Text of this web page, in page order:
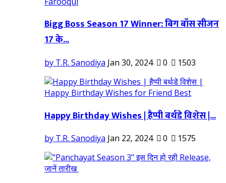
Bigg Boss Season 17 Winner: बिग बॉस सीजन
17 के...
by T.R. Sanodiya Jan 30, 2024 0 1503
Happy Birthday Wishes | हैप्पी बर्थडे विशेस |...
by T.R. Sanodiya Jan 22, 2024 0 1575